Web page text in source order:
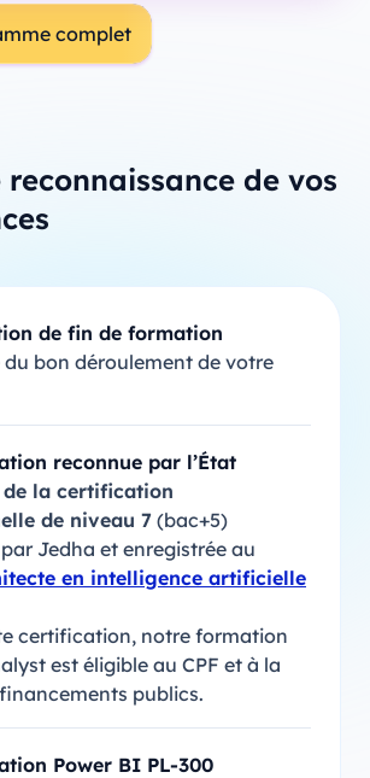
complet
de vos
de fin de formation
bon déroulement de votre
reconnue par l’État
de la certification
de niveau 7 (bac+5)
Jedha et enregistrée au
en intelligence artificielle
certification, notre formation
est éligible au CPF et à la
publics.
Power BI PL-300